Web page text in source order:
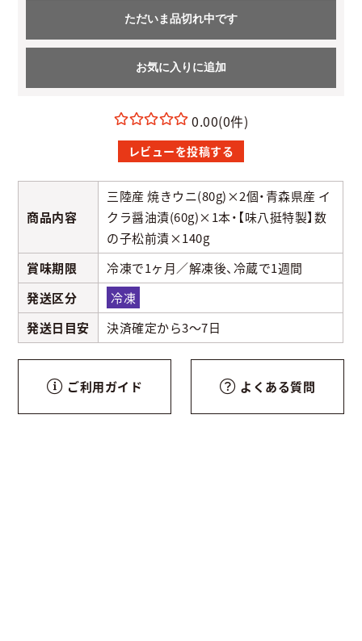
0.00(0件)
レビューを投稿する
ただいま品切れ中です
お気に入りに追加
商品内容
三陸産 焼きウニ(80g)×2個・青森県産 イ
クラ醤油漬(60g)×1本・【味八挺特製】数
の子松前漬×140g
賞味期限
冷凍で1ヶ月／解凍後、冷蔵で1週間
発送区分
冷凍
発送日目安
決済確定から3～7日
ご利用ガイド よくある質問